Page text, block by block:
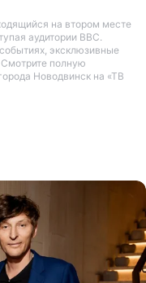
на втором месте
аудитории BBC.
эксклюзивные
полную
Новодвинск на «ТВ